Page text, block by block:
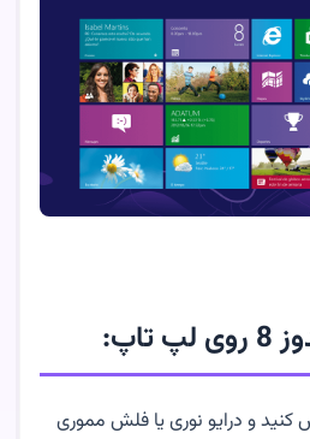
و درایو نوری یا فلش مموری